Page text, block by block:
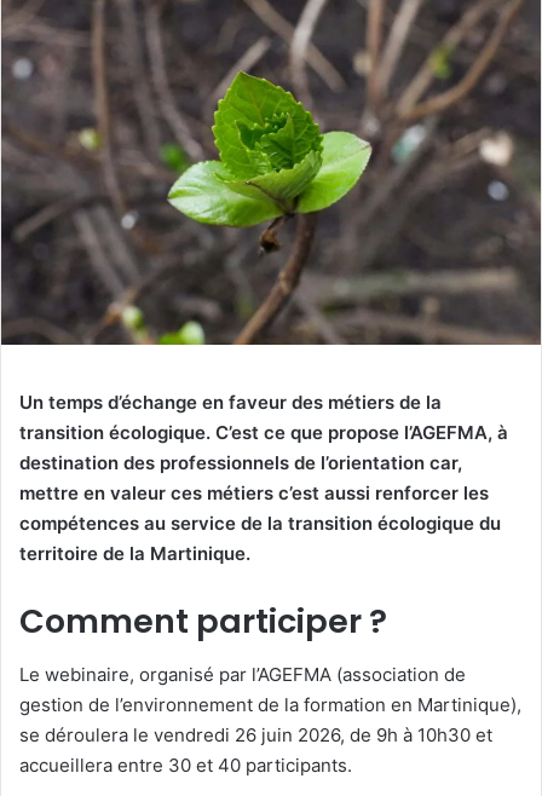
Un temps d’échange en faveur des métiers de la
transition écologique. C’est ce que propose l’AGEFMA, à
destination des professionnels de l’orientation car,
mettre en valeur ces métiers c’est aussi renforcer les
compétences au service de la transition écologique du
territoire de la Martinique.
Comment participer ?
Le webinaire, organisé par l’AGEFMA (association de
gestion de l’environnement de la formation en Martinique),
se déroulera le vendredi 26 juin 2026, de 9h à 10h30 et
accueillera entre 30 et 40 participants.